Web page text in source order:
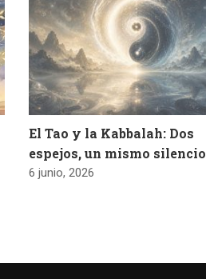
El Tao y la Kabbalah: Dos
espejos, un mismo silencio
6 junio, 2026